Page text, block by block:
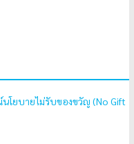
โยบายไม่รับของขวัญ (No Gift